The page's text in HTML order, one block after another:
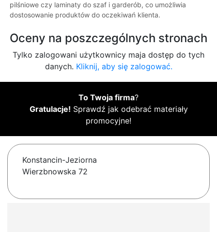
pilśniowe czy laminaty do szaf i garderób, co umożliwia
dostosowanie produktów do oczekiwań klienta.
Oceny na poszczególnych stronach
Tylko zalogowani użytkownicy maja dostęp do tych
danych. Kliknij, aby się zalogować.
To Twoja firma?
Gratulacje! Sprawdź jak odebrać materiały
promocyjne!
Konstancin-Jeziorna
Wierzbnowska 72